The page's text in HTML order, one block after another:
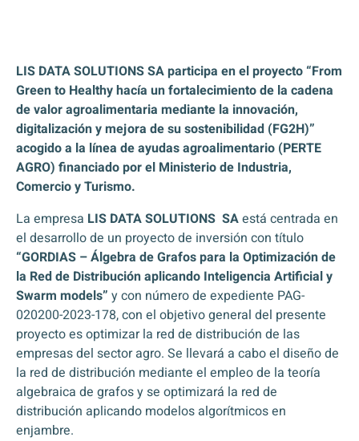
LIS DATA SOLUTIONS SA participa en el proyecto “From
Green to Healthy hacía un fortalecimiento de la cadena
de valor agroalimentaria mediante la innovación,
digitalización y mejora de su sostenibilidad (FG2H)”
acogido a la línea de ayudas agroalimentario (PERTE
AGRO) financiado por el Ministerio de Industria,
Comercio y Turismo.
La empresa LIS DATA SOLUTIONS SAestá centrada en
el desarrollo de un proyecto de inversión con título
“GORDIAS – Álgebra de Grafos para la Optimización de
la Red de Distribución aplicando Inteligencia Artificial y
Swarm models” y con número de expediente PAG-
020200-2023-178, con el objetivo general del presente
proyecto es optimizar la red de distribución de las
empresas del sector agro. Se llevará a cabo el diseño de
la red de distribución mediante el empleo de la teoría
algebraica de grafos y se optimizará la red de
distribución aplicando modelos algorítmicos en
enjambre.